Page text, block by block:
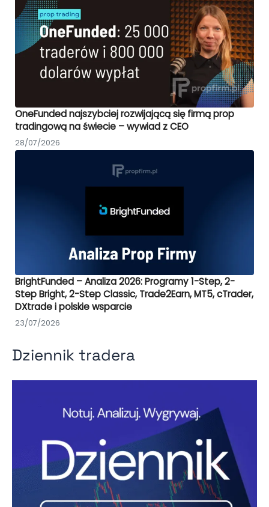
OneFunded najszybciej rozwijającą się firmą prop
tradingową na świecie – wywiad z CEO
28/07/2026
BrightFunded – Analiza 2026: Programy 1-Step, 2-
Step Bright, 2-Step Classic, Trade2Earn, MT5, cTrader,
DXtrade i polskie wsparcie
23/07/2026
Dziennik tradera